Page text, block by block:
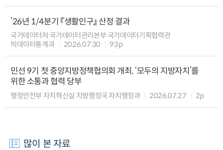
’26년 1/4분기 『생활인구』 산정 결과
국가데이터처 국가데이터관리본부 국가데이터기획협력관
빅데이터통계과
2026.07.30 93p
민선 9기 첫 중앙지방정책협의회 개최, ‘모두의 지방자치’를
위한 소통과 협력 당부
행정안전부 자치혁신실 지방행정국 자치행정과 2026.07.27 2p
많이 본 자료